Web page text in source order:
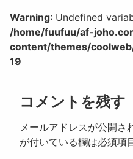
Warning: Undefined
/home/fuufuu/af-
content/themes/
19
コメントを残す
メールアドレスが公開さ
が付いている欄は必須項